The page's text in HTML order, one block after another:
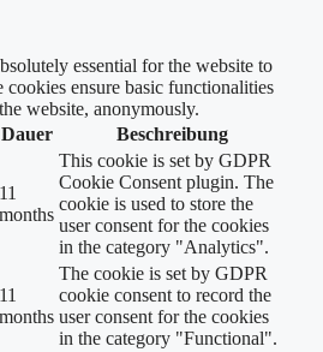
essential for the website to
ensure basic functionalities
website, anonymously.
Dauer Beschreibung
11
months
This cookie is set by GDPR
Cookie Consent plugin. The
cookie is used to store the
user consent for the cookies
in the category "Analytics".
11
months
The cookie is set by GDPR
cookie consent to record the
user consent for the cookies
in the category "Functional".